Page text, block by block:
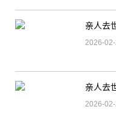
亲人去
2026-
2026-